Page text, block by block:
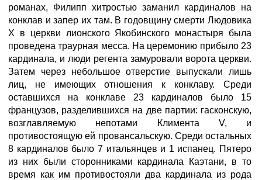
романах, Филипп хитростью заманил кардиналов на
конклав и запер их там. В годовщину смерти Людовика
Х в церкви лионского Якобинского монастыря была
проведена траурная месса. На церемонию прибыло 23
кардинала, и люди регента замуровали ворота церкви.
Затем через небольшое отверстие выпускали лишь
лиц, не имеющих отношения к конклаву. Среди
оставшихся на конклаве 23 кардиналов было 15
французов, разделившихся на две партии: гасконскую,
возглавляемую непотами Климента V, и
противостоящую ей провансальскую. Среди остальных
8 кардиналов было 7 итальянцев и 1 испанец. Пятеро
из них были сторонниками кардинала Каэтани, в то
время как им противостояли два кардинала из рода